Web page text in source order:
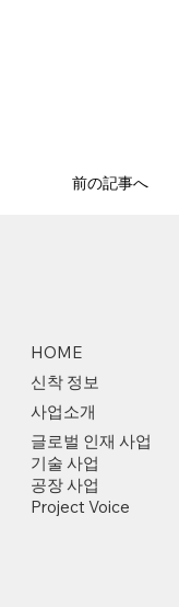
前の記事へ
HOME
신착 정보
사업소개
글로벌 인재 사업
기술 사업
공장 사업
Project Voice